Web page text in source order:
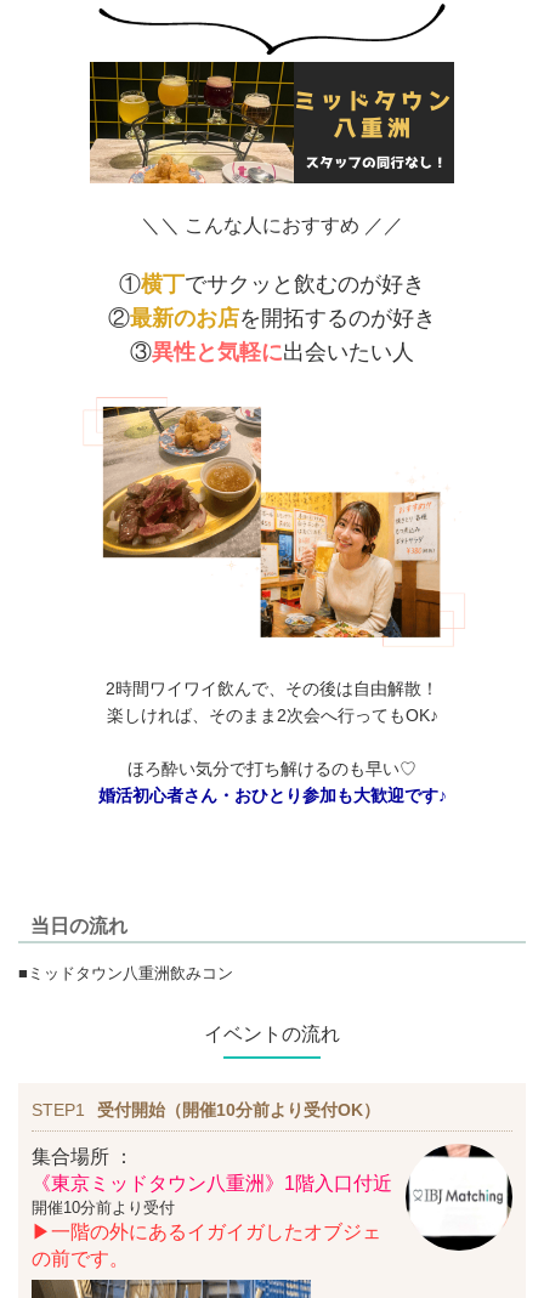
＼＼ こんな人におすすめ ／／
①横丁でサクッと飲むのが好き
②最新のお店を開拓するのが好き
③異性と気軽に出会いたい人
2時間ワイワイ飲んで、その後は自由解散！
楽しければ、そのまま2次会へ行ってもOK♪
ほろ酔い気分で打ち解けるのも早い♡
婚活初心者さん・おひとり参加も大歓迎です♪
当日の流れ
■ミッドタウン八重洲飲みコン
イベントの流れ
STEP1 受付開始（開催10分前より受付OK）
集合場所 ：
《東京ミッドタウン八重洲》1階入口付近
開催10分前より受付
▶一階の外にあるイガイガしたオブジェ
の前です。